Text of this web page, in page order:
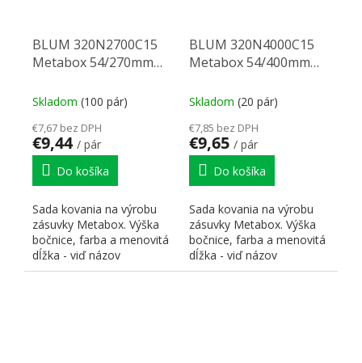
BLUM 320N2700C15
Metabox 54/270mm
Skladom (100 pár)
€7,67 bez DPH
€9,44 / pár
Do košíka
Sada kovania na výrobu
zásuvky Metabox. Výška
bočnice, farba a menovitá
dĺžka - viď názov
sortimentu.
BLUM 320N4000C15
Metabox 54/400mm
Skladom (20 pár)
€7,85 bez DPH
€9,65 / pár
Do košíka
Sada kovania na výrobu
zásuvky Metabox. Výška
bočnice, farba a menovitá
dĺžka - viď názov
sortimentu.